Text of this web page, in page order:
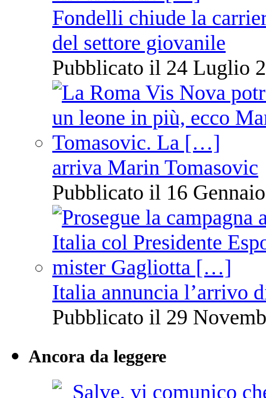
Fondelli chiude la
del settore giovanile
Pubblicato il 24 Luglio
arriva Marin Tomasovic
Pubblicato il 16
Italia annuncia l’arrivo
Pubblicato il 29
Ancora da leggere